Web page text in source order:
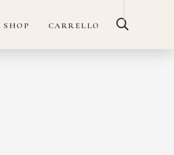
SHOP CARRELLO